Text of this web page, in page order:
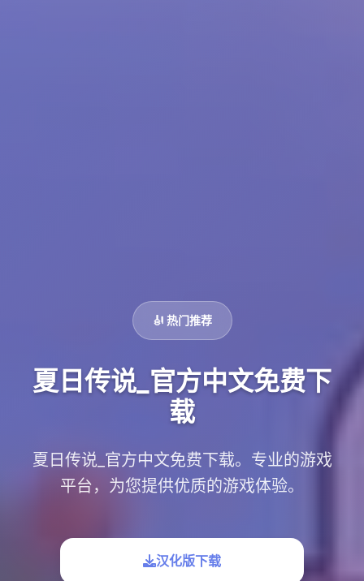
🎻 热门推荐
夏日传说_官方中文免费下
载
夏日传说_官方中文免费下载。专业的游戏
平台，为您提供优质的游戏体验。
汉化版下载